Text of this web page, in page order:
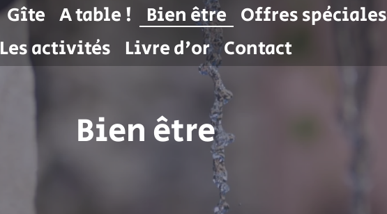
Gîte A table ! Bien être Offres spéciales
Les activités Livre d'or Contact
Bien être